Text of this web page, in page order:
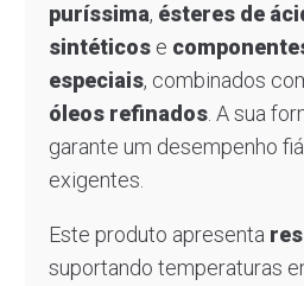
puríssima, ésteres de
sintéticose
especiais, combinados
óleos refinados. A sua
garante um desempenho
exigentes.
Este produto apresenta
suportando temperaturas